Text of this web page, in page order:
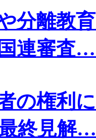
分離教
連審査
の権利
終見解